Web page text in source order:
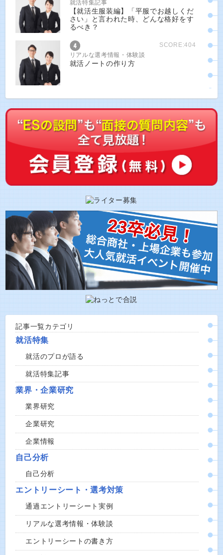
就活特集記事
【就活生服装編】「平服でお越しくだ
さい」と言われた時、どんな格好をす
るべき？
SCORE:404
リアルな選考情報・体験談
就活ノートの作り方
記事一覧カテゴリ
就活特集
就活のプロが語る
就活特集記事
業界・企業研究
業界研究
企業研究
企業情報
自己分析
自己分析
エントリーシート・選考対策
通過エントリーシート実例
リアルな選考情報・体験談
エントリーシートの書き方